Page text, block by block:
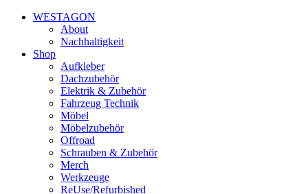
WESTAGON
About
Nachhaltigkeit
Shop
Aufkleber
Dachzubehör
Elektrik & Zubehör
Fahrzeug Technik
Möbel
Möbelzubehör
Offroad
Schrauben & Zubehör
Merch
Werkzeuge
ReUse/Refurbished